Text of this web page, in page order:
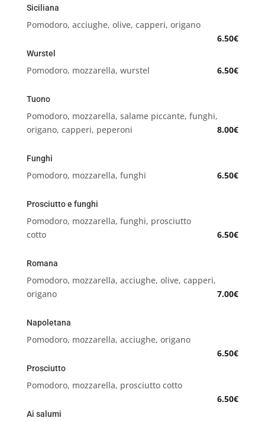
Siciliana
Pomodoro, acciughe, olive, capperi, origano
6.50€
Wurstel
Pomodoro, mozzarella, wurstel 6.50€
Tuono
Pomodoro, mozzarella, salame piccante, funghi,
origano, capperi, peperoni
8.00€
Funghi
Pomodoro, mozzarella, funghi 6.50€
Prosciutto e funghi
Pomodoro, mozzarella, funghi, prosciutto
cotto
6.50€
Romana
Pomodoro, mozzarella, acciughe, olive, capperi,
origano
7.00€
Napoletana
Pomodoro, mozzarella, acciughe, origano
6.50€
Prosciutto
Pomodoro, mozzarella, prosciutto cotto
6.50€
Ai salumi